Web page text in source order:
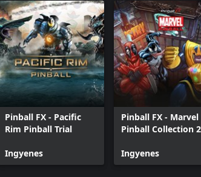
Pinball FX - Pacific
Rim Pinball Trial
Ingyenes
Pinball FX - Marvel
Pinball Collection 2
Ingyenes